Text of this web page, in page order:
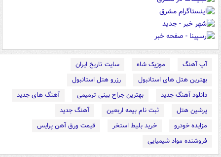
آپ آهنگ موزیک شاه
سایت تاریخ ایران
بهترین هتل های استانبول
رزرو هتل استانبول
دانلود آهنگ جدید
بهترین جراح بینی ترمیمی
آهنگ های جدید
پرشین هتل
ثبت نام بیمه اربعین
آهنگ جدید
مزایده خودرو
خرید بلیط استخر
قیمت ورق آهن پرایس
فروشنده مواد شیمیایی